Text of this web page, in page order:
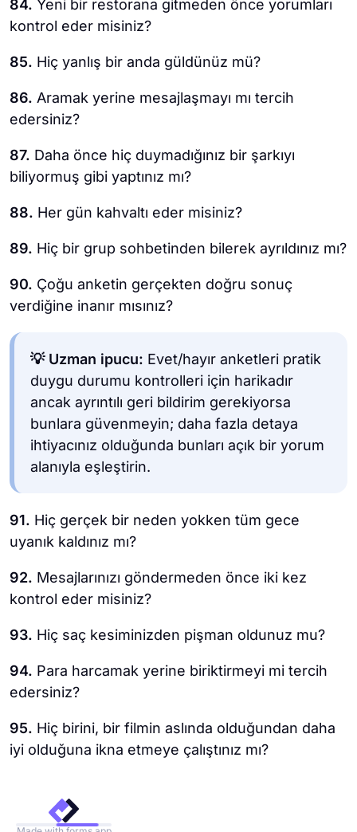
84. Yeni bir restorana gitmeden önce yorumları
kontrol eder misiniz?
85. Hiç yanlış bir anda güldünüz mü?
86. Aramak yerine mesajlaşmayı mı tercih
edersiniz?
87. Daha önce hiç duymadığınız bir şarkıyı
biliyormuş gibi yaptınız mı?
88. Her gün kahvaltı eder misiniz?
89. Hiç bir grup sohbetinden bilerek ayrıldınız mı?
90. Çoğu anketin gerçekten doğru sonuç
verdiğine inanır mısınız?
💡 Uzman ipucu: Evet/hayır anketleri pratik
duygu durumu kontrolleri için harikadır
ancak ayrıntılı geri bildirim gerekiyorsa
bunlara güvenmeyin; daha fazla detaya
ihtiyacınız olduğunda bunları açık bir yorum
alanıyla eşleştirin.
91. Hiç gerçek bir neden yokken tüm gece
uyanık kaldınız mı?
92. Mesajlarınızı göndermeden önce iki kez
kontrol eder misiniz?
93. Hiç saç kesiminizden pişman oldunuz mu?
94. Para harcamak yerine biriktirmeyi mi tercih
edersiniz?
95. Hiç birini, bir filmin aslında olduğundan daha
iyi olduğuna ikna etmeye çalıştınız mı?